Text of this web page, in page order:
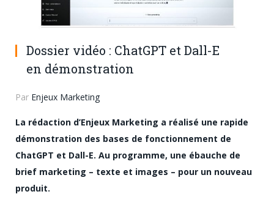
Dossier vidéo : ChatGPT et Dall-E
en démonstration
Par Enjeux Marketing
La rédaction d’Enjeux Marketing a réalisé une rapide
démonstration des bases de fonctionnement de
ChatGPT et Dall-E. Au programme, une ébauche de
brief marketing – texte et images – pour un nouveau
produit.